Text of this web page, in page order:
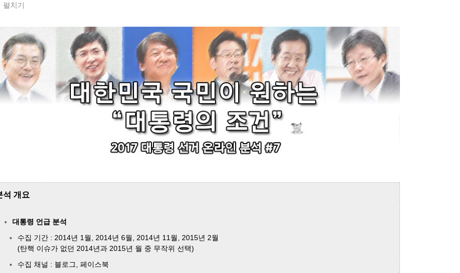
펼치기
석 개요
대통령 언급 분석
수집 기간 : 2014년 1월, 2014년 6월, 2014년 11월, 2015년 2월
(탄핵 이슈가 없던 2014년과 2015년 월 중 무작위 선택)
수집 채널 : 블로그, 페이스북